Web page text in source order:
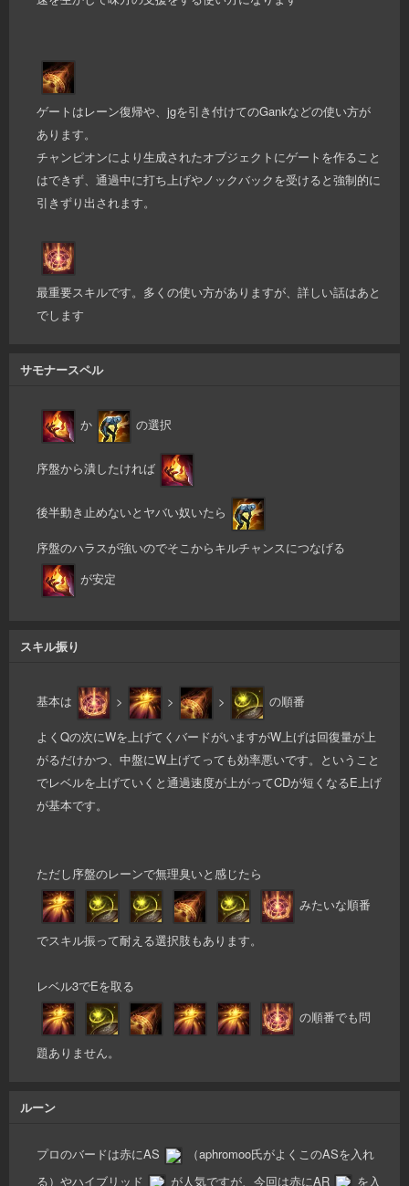
ゲートはレーン復帰や、jgを引き付けてのGankなどの使い方が
あります。
チャンピオンにより生成されたオブジェクトにゲートを作ること
はできず、通過中に打ち上げやノックバックを受けると強制的に
引きずり出されます。
最重要スキルです。多くの使い方がありますが、詳しい話はあと
でします
サモナースペル
か の選択
序盤から潰したければ
後半動き止めないとヤバい奴いたら
序盤のハラスが強いのでそこからキルチャンスにつなげる
が安定
スキル振り
基本は > > > の順番
よくQの次にWを上げてくバードがいますがW上げは回復量が上
がるだけかつ、中盤にW上げてっても効率悪いです。ということ
でレベルを上げていくと通過速度が上がってCDが短くなるE上げ
が基本です。
ただし序盤のレーンで無理臭いと感じたら
みたいな順番
でスキル振って耐える選択肢もあります。
レベル3でEを取る
の順番でも問
題ありません。
ルーン
プロのバードは赤にAS
（aphromoo氏がよくこのASを入れ
る）やハイブリッド
が人気ですが、今回は赤にAR
を入